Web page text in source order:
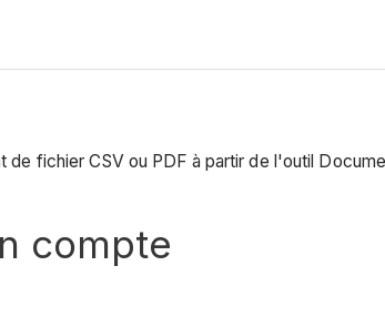
fichier CSV ou PDF à partir de l'outil
compte